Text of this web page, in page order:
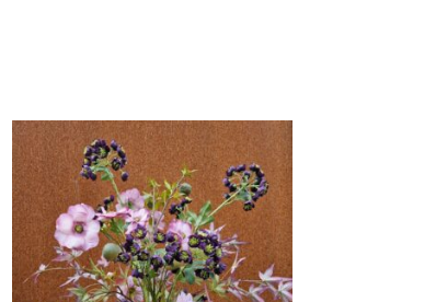
Toevoegen
aan
verlanglijst